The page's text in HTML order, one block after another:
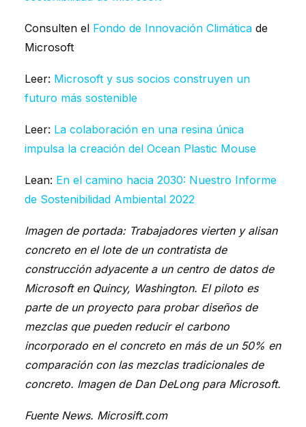
Consulten el Fondo de Innovación Climática de
Microsoft
Leer: Microsoft y sus socios construyen un
futuro más sostenible
Leer: La colaboración en una resina única
impulsa la creación del Ocean Plastic Mouse
Lean: En el camino hacia 2030: Nuestro Informe
de Sostenibilidad Ambiental 2022
Imagen de portada: Trabajadores vierten y alisan
concreto en el lote de un contratista de
construcción adyacente a un centro de datos de
Microsoft en Quincy, Washington. El piloto es
parte de un proyecto para probar diseños de
mezclas que pueden reducir el carbono
incorporado en el concreto en más de un 50% en
comparación con las mezclas tradicionales de
concreto. Imagen de Dan DeLong para Microsoft.
Fuente News. Microsift.com